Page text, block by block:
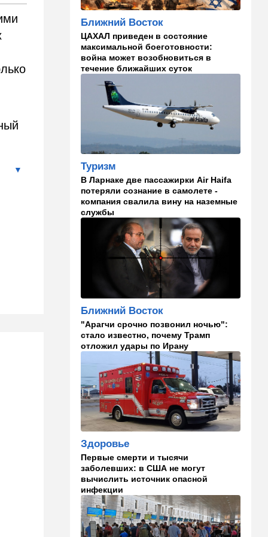
палестинскими строят
"новую модель ООН"
14:55 Израиль
В Израиле опасаются атак
дронов изнутри страны
В мире
WSJ: загнанный в угол Путин
может испытать НАТО на
14:10 В мире
Заложники Сеуты: почему
марокканские подростки не
могут вернуться домой
14:09 Мнения
Несколько минут между
воем сирены и ударом
В мире
Полное затмение — не для
Израиля: куда ехать за
12:40 В мире
Этна разбушевалась:
Сицилия закрыла один из
аэропортов. ВИДЕО
12:30 В мире
Российский след? В
Германии предотвратили
покушение на
производителя дронов для
Украины
11:45 Израиль
Террорист "Нухбы",
участвовавший в резне 7
октября, работал в Газе
водителем грузовика
гумпомощи
Ближний Восток
ЦАХАЛ приведен в состояние
максимальной боеготовности:
война может возобновиться в
течение ближайших суток
Туризм
В Ларнаке две пассажирки Air Haifa
потеряли сознание в самолете -
компания свалила вину на наземные
службы
Ближний Восток
"Арагчи срочно позвонил ночью":
стало известно, почему Трамп
отложил удары по Ирану
Здоровье
Первые смерти и тысячи
заболевших: в США не могут
вычислить источник опасной
инфекции